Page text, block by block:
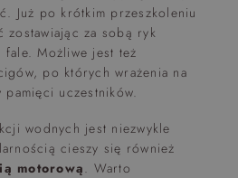
Już po krótkim przeszkoleniu
zostawiając za sobą ryk
Możliwe jest też
po których wrażenia na
uczestników.
wodnych jest niezwykle
cieszy się również
motorową. Warto